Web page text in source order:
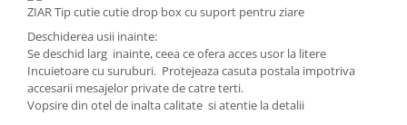
Deschiderea usii inainte:
Se deschid larg inainte, ceea ce ofera acces usor la litere
Incuietoare cu suruburi. Protejeaza casuta postala impotriva
accesarii mesajelor private de catre terti.
Vopsire din otel de inalta calitate si atentie la detalii